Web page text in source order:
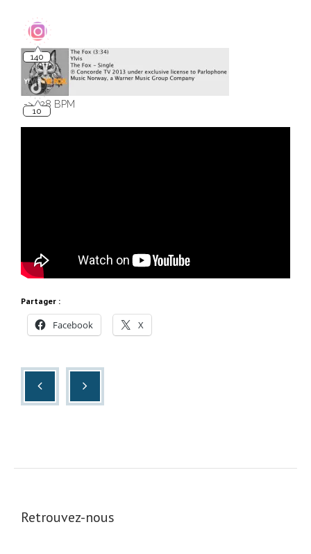
-> 128 BPM
Partager :
Facebook X
Retrouvez-nous
140
10